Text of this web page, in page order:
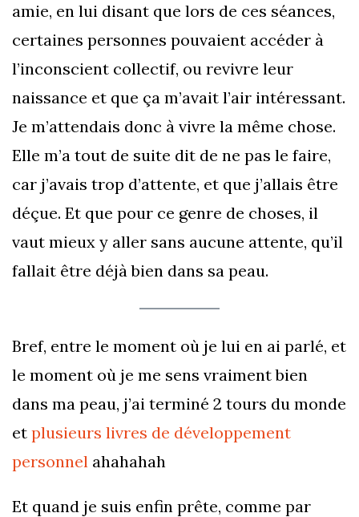
amie, en lui disant que lors de ces séances,
certaines personnes pouvaient accéder à
l’inconscient collectif, ou revivre leur
naissance et que ça m’avait l’air intéressant.
Je m’attendais donc à vivre la même chose.
Elle m’a tout de suite dit de ne pas le faire,
car j’avais trop d’attente, et que j’allais être
déçue. Et que pour ce genre de choses, il
vaut mieux y aller sans aucune attente, qu’il
fallait être déjà bien dans sa peau.
Bref, entre le moment où je lui en ai parlé, et
le moment où je me sens vraiment bien
dans ma peau, j’ai terminé 2 tours du monde
et plusieurs livres de développement
personnel ahahahah
Et quand je suis enfin prête, comme par